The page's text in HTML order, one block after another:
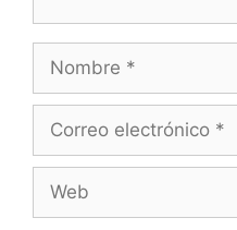
Nombre
Correo
Web